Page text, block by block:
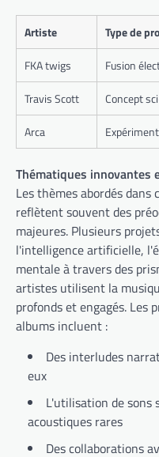
Artiste Type de
FKA twigs
Fusion
Travis Scott
Concept
Arca
Thématiques innovantes
Les thèmes abordés
reflètent souvent des
majeures. Plusieurs
l'intelligence artificielle,
mentale à travers des
artistes utilisent la
profonds et engagés. Les
albums incluent :
Des interludes
eux
L'utilisation de
acoustiques rares
Des collaborations